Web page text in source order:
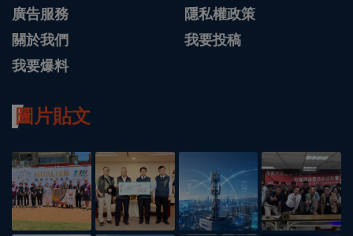
廣告服務
隱私權政策
關於我們
我要投稿
我要爆料
圖片貼文